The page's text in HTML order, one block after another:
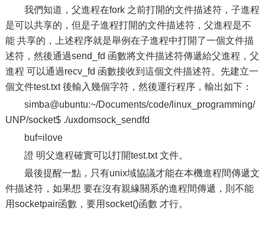
我們知道，父進程在fork 之前打開的文件描述符，子進程
是可以共享的，但是子進程打開的文件描述符，父進程是不
能 共享的，上述程序就是舉例在子進程中打開了一個文件描
述符，然後通過send_fd 函數將文件描述符傳遞給父進程，父
進程 可以通過recv_fd 函數接收到這個文件描述符。先建立一
個文件test.txt 後輸入幾個字符，然後運行程序，輸出如下：
simba@ubuntu:~/Documents/code/linux_programming/
UNP/socket$ ./uxdomsock_sendfd
buf=ilove
證 明父進程確實可以打開test.txt 文件。
最後提醒一點，只有unix域協議才能在本機進程間傳遞文
件描述符，如果想 要在沒有親緣關系的進程間傳遞，則不能
用socketpair函數，要用socket()函數 才行。